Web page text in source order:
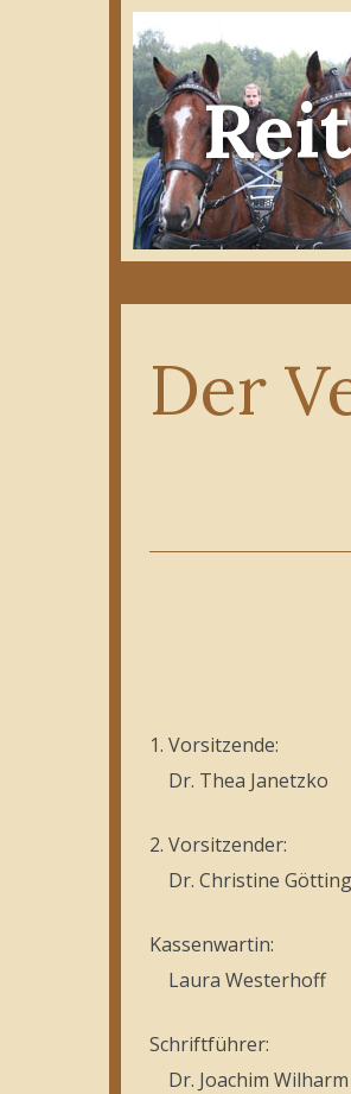
Der
1. Vorsitzende:
Dr. Thea Janetzko
2. Vorsitzender:
Dr. Christine
Kassenwartin:
Laura Westerhoff
Schriftführer:
Dr. Joachim Wilharm